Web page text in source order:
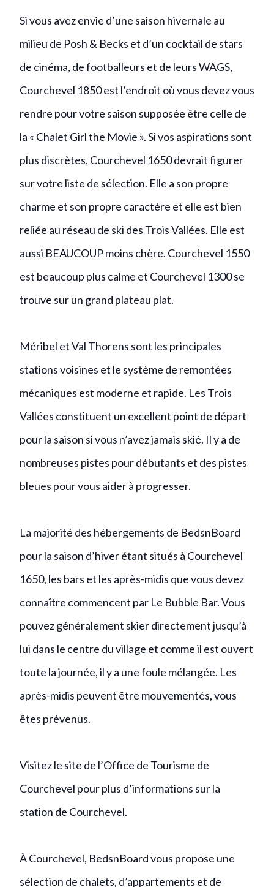
Si vous avez envie d’une saison hivernale au
milieu de Posh & Becks et d’un cocktail de stars
de cinéma, de footballeurs et de leurs WAGS,
Courchevel 1850 est l’endroit où vous devez vous
rendre pour votre saison supposée être celle de
la « Chalet Girl the Movie ». Si vos aspirations sont
plus discrètes, Courchevel 1650 devrait figurer
sur votre liste de sélection. Elle a son propre
charme et son propre caractère et elle est bien
reliée au réseau de ski des Trois Vallées. Elle est
aussi BEAUCOUP moins chère. Courchevel 1550
est beaucoup plus calme et Courchevel 1300 se
trouve sur un grand plateau plat.
Méribel et Val Thorens sont les principales
stations voisines et le système de remontées
mécaniques est moderne et rapide. Les Trois
Vallées constituent un excellent point de départ
pour la saison si vous n’avez jamais skié. Il y a de
nombreuses pistes pour débutants et des pistes
bleues pour vous aider à progresser.
La majorité des hébergements de BedsnBoard
pour la saison d’hiver étant situés à Courchevel
1650, les bars et les après-midis que vous devez
connaître commencent par Le Bubble Bar. Vous
pouvez généralement skier directement jusqu’à
lui dans le centre du village et comme il est ouvert
toute la journée, il y a une foule mélangée. Les
après-midis peuvent être mouvementés, vous
êtes prévenus.
Visitez le site de l’Office de Tourisme de
Courchevel pour plus d’informations sur la
station de Courchevel.
À Courchevel, BedsnBoard vous propose une
sélection de chalets, d’appartements et de